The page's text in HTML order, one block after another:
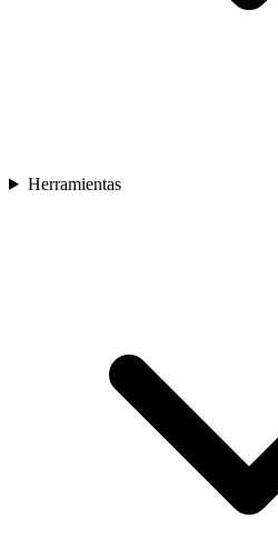
Herramientas